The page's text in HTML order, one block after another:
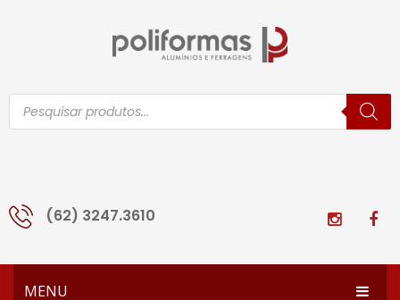
Pesquisar
produtos
(62) 3247.3610
MENU